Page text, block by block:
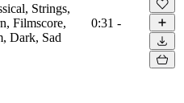
Strings,
Filmscore,
Dark, Sad
0:31 -